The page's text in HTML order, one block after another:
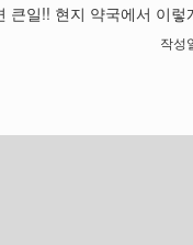
큰일!! 현지 약국에서 이렇
작성